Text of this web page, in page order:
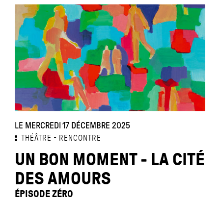
LE MERCREDI 17 DÉCEMBRE 2025
THÉÂTRE RENCONTRE
UN BON MOMENT - LA CITÉ
DES AMOURS
ÉPISODE ZÉRO